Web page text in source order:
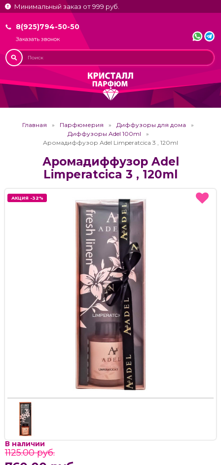
Минимальный заказ от 999 руб.
8(925)794-50-50
Заказать звонок
Главная Парфюмерия
Диффузоры для дома
Диффузоры Adel 100ml
Аромадиффузор Adel Limperatcica 3 , 120ml
Аромадиффузор Adel
Limperatcica 3 , 120ml
АКЦИЯ -32%
АКЦИЯ -32%
В наличии
1125.00 руб.